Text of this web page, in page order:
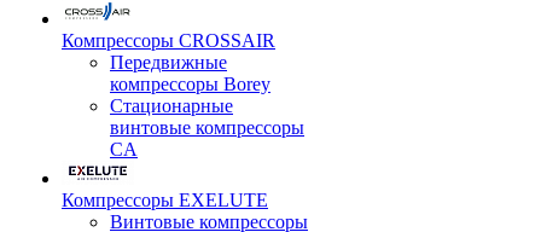
Компрессоры CROSSAIR
Передвижные
компрессоры Borey
Стационарные
винтовые компрессоры
CA
Компрессоры EXELUTE
Винтовые компрессоры